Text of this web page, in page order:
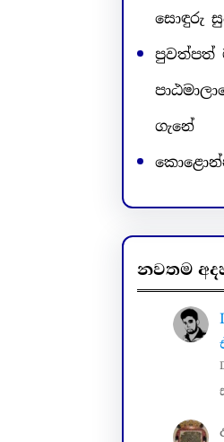
සොඳුරු
පුවත්පත්
ගැනේ
නවතම